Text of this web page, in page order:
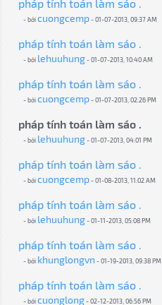
pháp tính toán làm sáo .
- bởicuongcemp- 01-07-2013, 09:37 AM
pháp tính toán làm sáo .
- bởi lehuuhung- 01-07-2013, 10:40 AM
pháp tính toán làm sáo .
- bởicuongcemp- 01-07-2013, 02:26 PM
pháp tính toán làm sáo .
- bởi lehuuhung- 01-07-2013, 04:01 PM
pháp tính toán làm sáo .
- bởicuongcemp- 01-08-2013, 11:02 AM
pháp tính toán làm sáo .
- bởi lehuuhung- 01-11-2013, 05:08 PM
pháp tính toán làm sáo .
- bởi khunglongvn - 01-19-2013, 09:38 PM
pháp tính toán làm sáo .
- bởicuonglong- 02-12-2013, 06:56 PM